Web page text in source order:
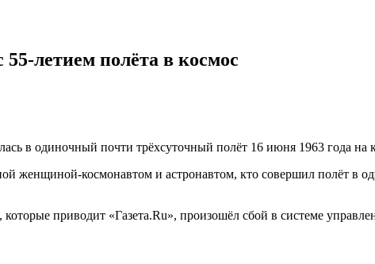
летием полёта в космос
в одиночный почти трёхсуточный полёт 16 июня 1963 года на
женщиной-космонавтом и астронавтом, кто совершил полёт в
приводит «Газета.Ru», произошёл сбой в системе